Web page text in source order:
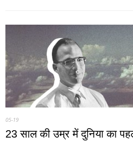
05-19
23 साल की उम्र में दुनिया का